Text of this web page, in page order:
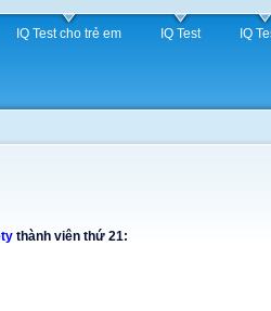
IQ Test cho trẻ em IQ Test IQ
thành viên thứ 21: